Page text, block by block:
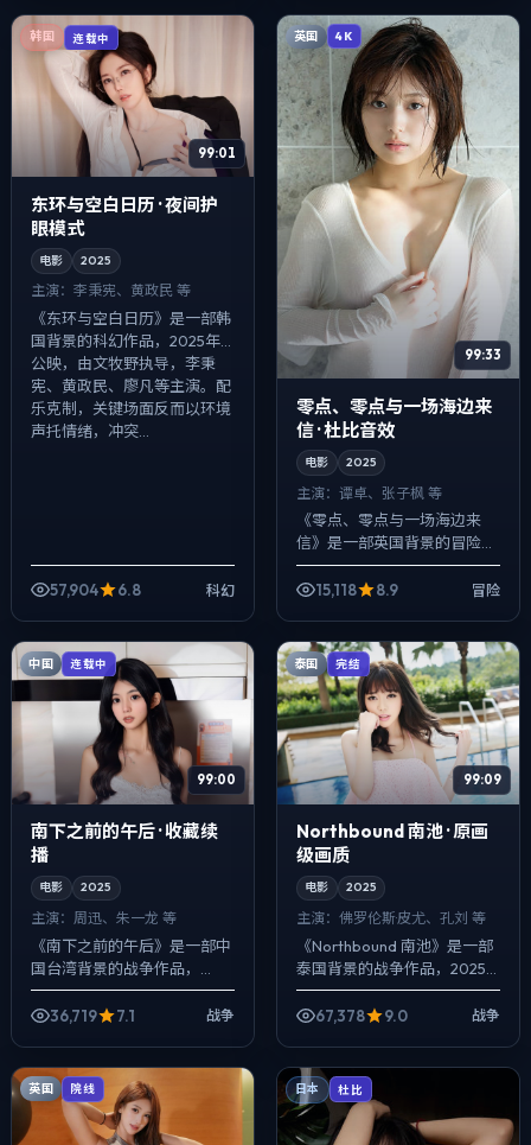
韩国 连载中
99:01
东环与空白日历 · 夜间护
眼模式
电影 2025
主演： 李秉宪、黄政民 等
《东环与空白日历》是一部韩
国背景的科幻作品，2025年
公映，由文牧野执导，李秉
宪、黄政民、廖凡等主演。配
乐克制，关键场面反而以环境
声托情绪，冲突...
57,904 6.8 科幻
英国 4K
99:33
零点、零点与一场海边来
信 · 杜比音效
电影 2025
主演： 谭卓、张子枫 等
《零点、零点与一场海边来
信》是一部英国背景的冒险作
品，2025年公映，由乌尔善
执导，谭卓、张子枫、安藤樱
15,118 8.9 冒险
中国 连载中
99:00
南下之前的午后 · 收藏续
播
电影 2025
主演： 周迅、朱一龙 等
《南下之前的午后》是一部中
国台湾背景的战争作品，
2025年公映，由是枝裕和执
导，周迅、朱一龙、张译等主
36,719 7.1 战争
泰国 完结
99:09
Northbound 南池 · 原画
级画质
电影 2025
主演： 佛罗伦斯·皮尤、孔刘 等
《Northbound 南池》是一部
泰国背景的战争作品，2025
年公映，由林超贤执导，佛罗
伦斯·皮尤、孔刘、雷佳音等主
67,378 9.0 战争
英国 院线 日本 杜比